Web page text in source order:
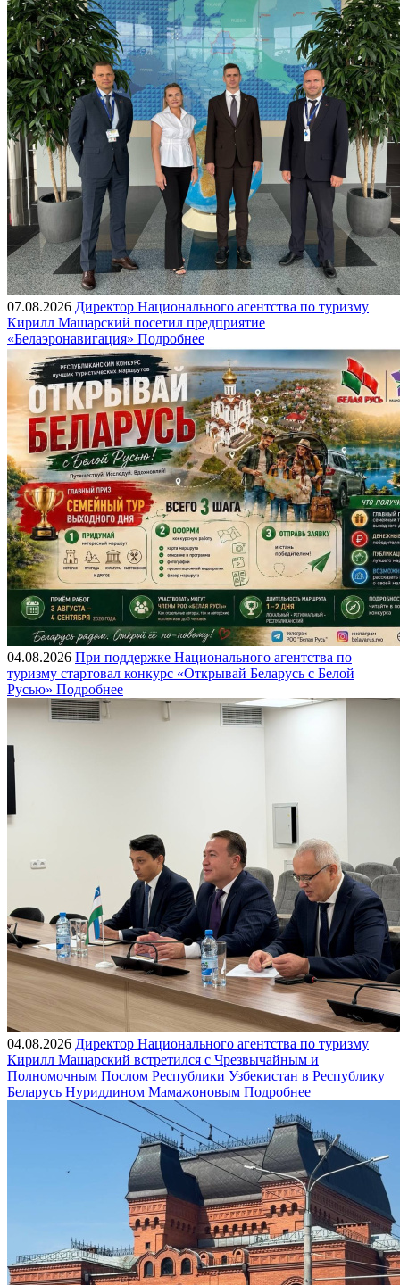
07.08.2026 Директор Национального агентства по туризму
Кирилл Машарский посетил предприятие
«Белаэронавигация» Подробнее
04.08.2026 При поддержке Национального агентства по
туризму стартовал конкурс «Открывай Беларусь с Белой
Русью» Подробнее
04.08.2026 Директор Национального агентства по туризму
Кирилл Машарский встретился с Чрезвычайным и
Полномочным Послом Республики Узбекистан в Республику
Беларусь Нуриддином Мамажоновым Подробнее